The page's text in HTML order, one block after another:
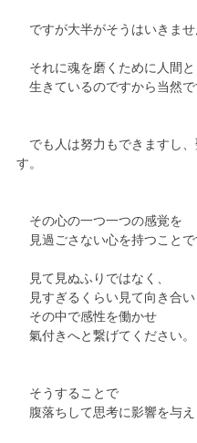
ですが大半がそうはいきませ
それに魂を磨くために人間と
生きているのですから当然で
でも人は努力もできますし、
す。
その心の一つ一つの感覚を
見過ごさない心を持つことで
見て見ぬふりではなく、
見すぎるくらい見て向き合い
その中で感性を働かせ
氣付きへと繋げてください。
そうすることで
腹落ちして思考に影響を与え